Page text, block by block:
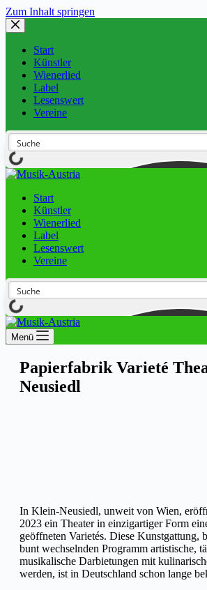
Zum Inhalt springen
Start
Künstler
Wienerlied
Label
Lesenswert
Vereine
Start
Künstler
Wienerlied
Label
Lesenswert
Vereine
Menü
Papierfabrik Varieté
Neusiedl
In Klein-Neusiedl, unweit von Wien,
2023 ein Theater in einzigartiger Form
geöffneten Varietés. Diese Kunstgattung,
bunt wechselnden Programm artistische,
musikalische Darbietungen mit
werden, ist in Deutschland schon lange